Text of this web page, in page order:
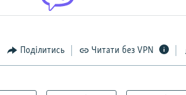
Поділитись Читати без VPN